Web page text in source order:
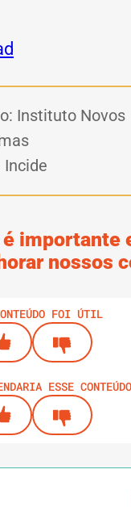
Instituto Novos
Incide
importante
nossos
FOI ÚTIL
ESSE CONTEÚDO